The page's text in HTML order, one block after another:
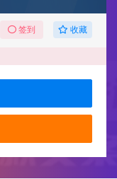
签到 收藏